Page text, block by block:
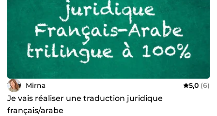
Mirna 5,0 (6)
Je vais réaliser une traduction juridique
français/arabe